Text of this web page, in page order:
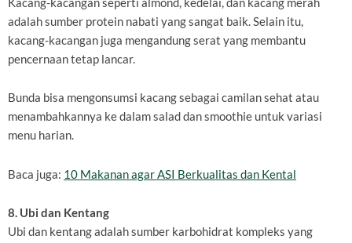
adalah sumber protein nabati yang sangat baik. Selain itu,
kacang-kacangan juga mengandung serat yang membantu
pencernaan tetap lancar.
Bunda bisa mengonsumsi kacang sebagai camilan sehat atau
menambahkannya ke dalam salad dan smoothie untuk variasi
menu harian.
Baca juga: 10 Makanan agar ASI Berkualitas dan Kental
8. Ubi dan Kentang
Ubi dan kentang adalah sumber karbohidrat kompleks yang